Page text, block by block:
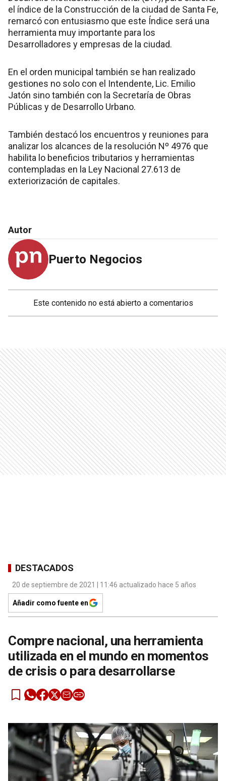
el índice de la Construcción de la ciudad de Santa Fe,
remarcó con entusiasmo que este Índice será una
herramienta muy importante para los
Desarrolladores y empresas de la ciudad.
En el orden municipal también se han realizado
gestiones no solo con el Intendente, Lic. Emilio
Jatón sino también con la Secretaría de Obras
Públicas y de Desarrollo Urbano.
También destacó los encuentros y reuniones para
analizar los alcances de la resolución Nº 4976 que
habilita lo beneficios tributarios y herramientas
contempladas en la Ley Nacional 27.613 de
exteriorización de capitales.
Autor
Puerto Negocios
Este contenido no está abierto a comentarios
DESTACADOS
20 de septiembre de 2021 | 11:46 actualizado hace 5 años
Añadir como fuente en
Compre nacional, una herramienta
utilizada en el mundo en momentos
de crisis o para desarrollarse